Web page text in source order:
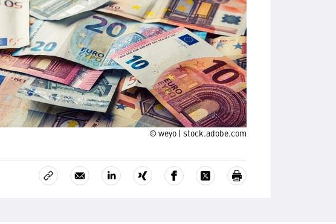
© weyo | stock.adobe.com